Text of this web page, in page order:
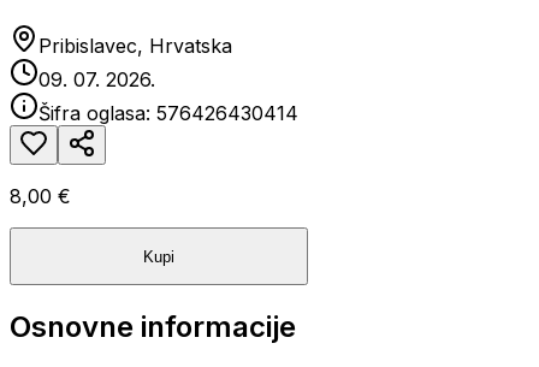
Pribislavec, Hrvatska
09. 07. 2026.
Šifra oglasa: 576426430414
8,00 €
Kupi
Osnovne informacije